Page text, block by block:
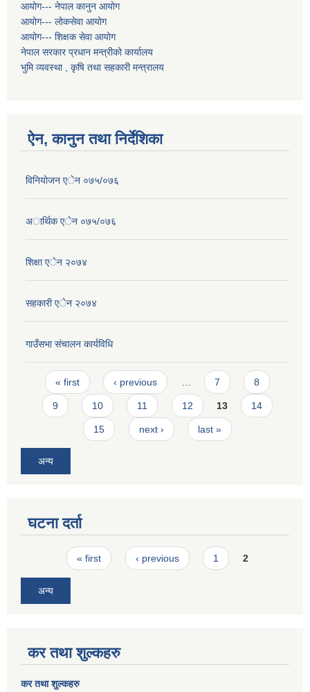
आयोग--- नेपाल कानुन आयोग
आयोग--- लोकसेवा आयोग
आयोग--- शिक्षक सेवा आयोग
नेपाल सरकार प्रधान मन्त्रीको कार्यालय
भुमि व्यवस्था , कृषि तथा सहकारी मन्त्रालय
ऐन, कानुन तथा निर्देशिका
विनियाेजन एेन ०७५/०७६
अार्थिक एेन ०७५/०७६
शिक्षा एेन २०७४
सहकारी एेन २०७४
गाउँसभा संचालन कार्यविधि
Pages
« first ‹ previous 7 8
9 10 11 12 13 14
15 next › last »
अन्य
घटना दर्ता
Pages« first ‹ previous 1 2
अन्य
कर तथा शुल्कहरु
कर तथा शुल्कहरु